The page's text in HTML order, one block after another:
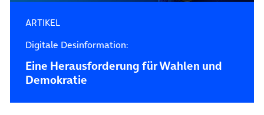
ARTIKEL
Digitale Desinformation:
Eine Herausforderung für Wahlen und
Demokratie